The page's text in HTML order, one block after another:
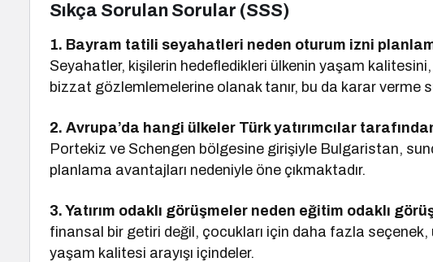
Sıkça Sorulan Sorular (SSS)
1. Bayram tatili seyahatleri neden oturum izni
Seyahatler, kişilerin hedefledikleri ülkenin yaşam
bizzat gözlemlemelerine olanak tanır, bu da karar verme
2. Avrupa’da hangi ülkeler Türk yatırımcılar
Portekiz ve Schengen bölgesine girişiyle Bulgaristan,
planlama avantajları nedeniyle öne çıkmaktadır.
3. Yatırım odaklı görüşmeler neden eğitim odaklı
finansal bir getiri değil, çocukları için daha fazla seçenek,
yaşam kalitesi arayışı içindeler.